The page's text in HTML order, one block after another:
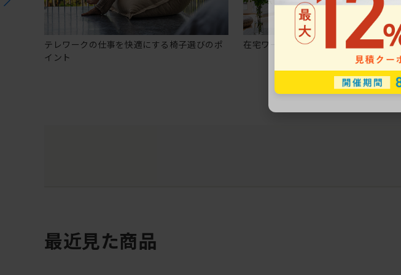
テレワークの仕事を快適にする椅子選びのポ
イント
在宅ワークにおすすめのオフィスチェ
最近見た商品